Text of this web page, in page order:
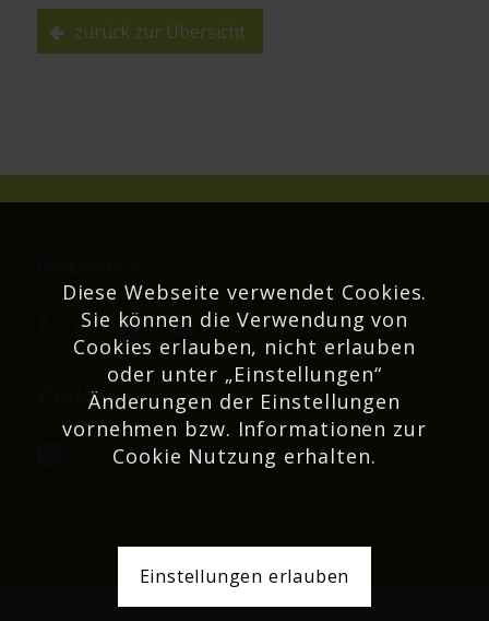
zurück zur Übersicht
Podcast
Diese Webseite verwendet Cookies.
Sie können die Verwendung von
Cookies erlauben, nicht erlauben
oder unter „Einstellungen“
Änderungen der Einstellungen
vornehmen bzw. Informationen zur
Cookie Nutzung erhalten.
Einstellungen erlauben